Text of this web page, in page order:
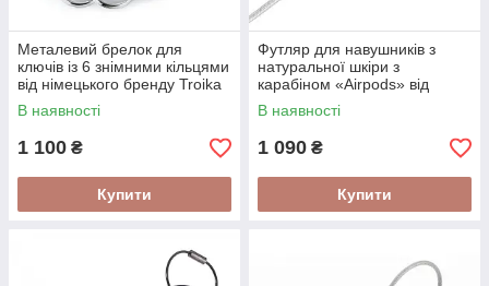
Металевий брелок для
ключів із 6 знімними кільцями
від німецького бренду Troika
"VW"
В наявності
1 100 ₴
Купити
Футляр для навушників з
натуральної шкіри з
карабіном «Airpods» від
німецького виробника Troika
В наявності
1 090 ₴
Купити